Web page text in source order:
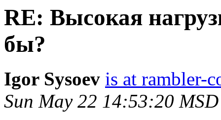
RE: Высокая
бы?
Igor Sysoev is at rambler-
Sun May 22 14:53:20